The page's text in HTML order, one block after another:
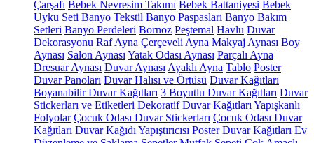
Çarşafı Bebek Nevresim Takımı Bebek Battaniyesi Bebek
Uyku Seti Banyo Tekstil Banyo Paspasları Banyo Bakım
Setleri Banyo Perdeleri Bornoz Peştemal Havlu Duvar
Dekorasyonu Raf Ayna Çerçeveli Ayna Makyaj Aynası Boy
Aynası Salon Aynası Yatak Odası Aynası Parçalı Ayna
Dresuar Aynası Duvar Aynası Ayaklı Ayna Tablo Poster
Duvar Panoları Duvar Halısı ve Örtüsü Duvar Kağıtları
Boyanabilir Duvar Kağıtları 3 Boyutlu Duvar Kağıtları Duvar
Stickerları ve Etiketleri Dekoratif Duvar Kağıtları Yapışkanlı
Folyolar Çocuk Odası Duvar Stickerları Çocuk Odası Duvar
Kağıtları Duvar Kağıdı Yapıştırıcısı Poster Duvar Kağıtları Ev